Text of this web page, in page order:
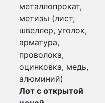
металлопрокат,
метизы (лист,
швеллер, уголок,
арматура,
проволока,
оцинковка, медь,
алюминий)
Лот с открытой